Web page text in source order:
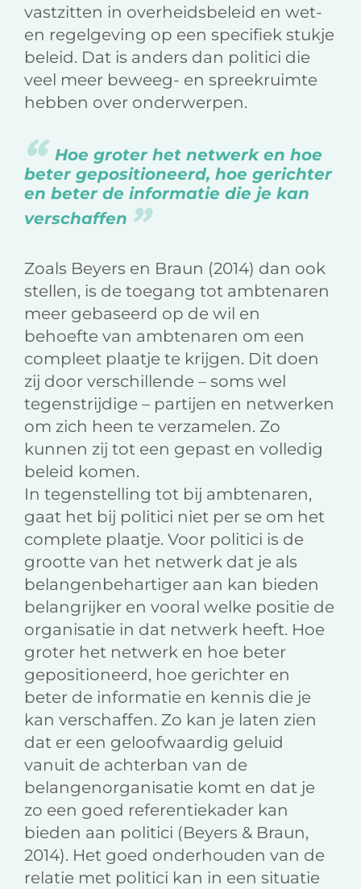
vastzitten in overheidsbeleid en wet-
en regelgeving op een specifiek stukje
beleid. Dat is anders dan politici die
veel meer beweeg- en spreekruimte
hebben over onderwerpen.
Hoe groter het netwerk en hoe
beter gepositioneerd, hoe gerichter
en beter de informatie die je kan
verschaffen
Zoals Beyers en Braun (2014) dan ook
stellen, is de toegang tot ambtenaren
meer gebaseerd op de wil en
behoefte van ambtenaren om een
compleet plaatje te krijgen. Dit doen
zij door verschillende – soms wel
tegenstrijdige – partijen en netwerken
om zich heen te verzamelen. Zo
kunnen zij tot een gepast en volledig
beleid komen.
In tegenstelling tot bij ambtenaren,
gaat het bij politici niet per se om het
complete plaatje. Voor politici is de
grootte van het netwerk dat je als
belangenbehartiger aan kan bieden
belangrijker en vooral welke positie de
organisatie in dat netwerk heeft. Hoe
groter het netwerk en hoe beter
gepositioneerd, hoe gerichter en
beter de informatie en kennis die je
kan verschaffen. Zo kan je laten zien
dat er een geloofwaardig geluid
vanuit de achterban van de
belangenorganisatie komt en dat je
zo een goed referentiekader kan
bieden aan politici (Beyers & Braun,
2014). Het goed onderhouden van de
relatie met politici kan in een situatie